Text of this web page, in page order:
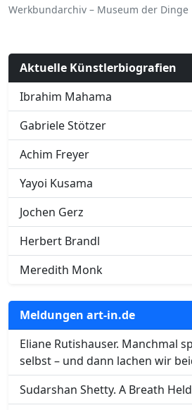
Werkbundarchiv – Museum der Dinge
Aktuelle Künstlerbiografien
Ibrahim Mahama
Gabriele Stötzer
Achim Freyer
Yayoi Kusama
Jochen Gerz
Herbert Brandl
Meredith Monk
Meldungen art-in.de
Eliane Rutishauser. Manchmal
selbst – und dann lachen wir
Sudarshan Shetty. A Breath